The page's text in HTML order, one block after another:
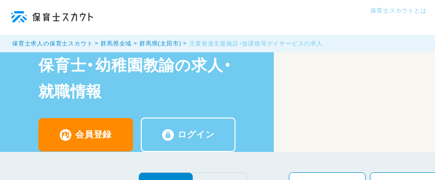
保育士スカウトとは
保育士求人の保育士スカウト 群馬県全域 群馬県(太田市) 児童発達支援施設・放課後等デイサービスの求人
保育士・幼稚園教諭の求人・
就職情報
会員登録 ログイン